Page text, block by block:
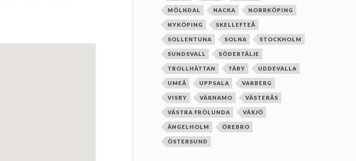
MÖLNDAL NACKA NORRKÖPING
NYKÖPING SKELLEFTEÅ
SOLLENTUNA SOLNA STOCKHOLM
SUNDSVALL SÖDERTÄLJE
TROLLHÄTTAN TÄBY UDDEVALLA
UMEÅ UPPSALA VARBERG
VISBY VÄRNAMO VÄSTERÅS
VÄSTRA FRÖLUNDA VÄXJÖ
ÄNGELHOLM ÖREBRO
ÖSTERSUND